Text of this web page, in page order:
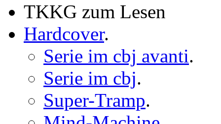
TKKG zum Lesen
Hardcover.
Serie im cbj avanti.
Serie im cbj.
Super-Tramp.